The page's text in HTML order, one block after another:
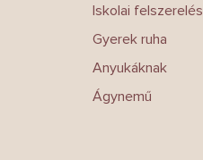
Iskolai felszerelés
Gyerek ruha
Anyukáknak
Ágynemű